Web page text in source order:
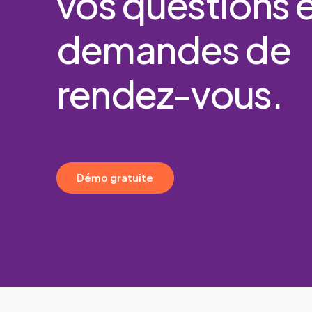
demandesde
rendez-vous.
Démo gratuite